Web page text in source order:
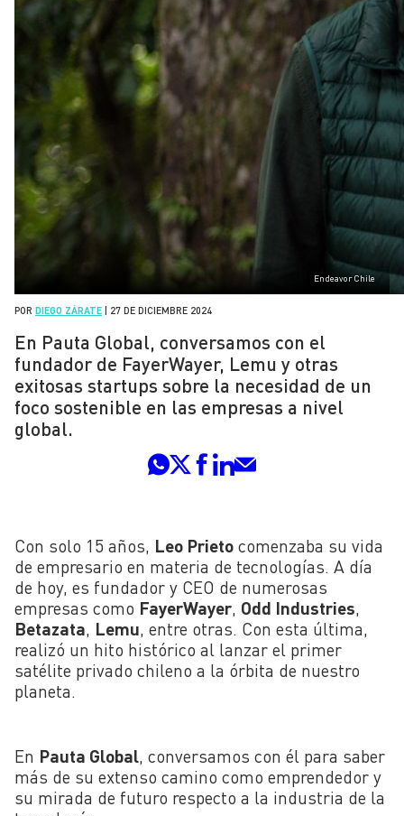
Endeavor Chile
POR DIEGO ZÁRATE 27 DE DICIEMBRE 2024
En Pauta Global, conversamos con el
fundador de FayerWayer, Lemu y otras
exitosas startups sobre la necesidad de un
foco sostenible en las empresas a nivel
global.
Con solo 15 años, Leo Prieto comenzaba su vida
de empresario en materia de tecnologías. A día
de hoy, es fundador y CEO de numerosas
empresas como FayerWayer Odd Industries
Betazata Lemu , entre otras. Con esta última,
realizó un hito histórico al lanzar el primer
satélite privado chileno a la órbita de nuestro
planeta.
En Pauta Global, conversamos con él para saber
más de su extenso camino como emprendedor y
su mirada de futuro respecto a la industria de la